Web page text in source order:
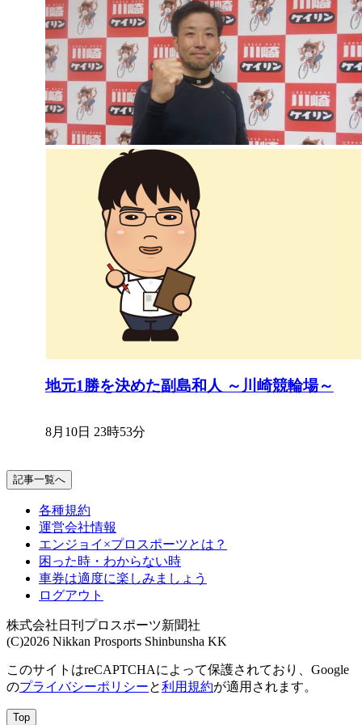
地元1勝を決めた副島和人 ～川崎競輪場～
8月10日 23時53分
記事一覧へ
各種規約
運営会社情報
エンジョイ×プロスポーツとは？
困った時・わからない時
車券は適度に楽しみましょう
ログアウト
株式会社日刊プロスポーツ新聞社
(C)2026 Nikkan Prosports Shinbunsha KK
このサイトはreCAPTCHAによって保護されており、Google
のプライバシーポリシーと利用規約が適用されます。
Top